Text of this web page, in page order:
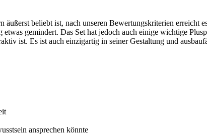
beliebt ist, nach unseren Bewertungskriterien erreicht
gemindert. Das Set hat jedoch auch einige wichtige
ist. Es ist auch einzigartig in seiner Gestaltung und
ansprechen könnte